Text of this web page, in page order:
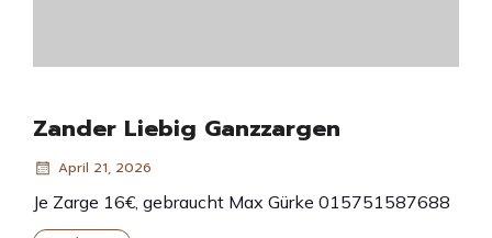
Zander Liebig Ganzzargen
April 21, 2026
Je Zarge 16€, gebraucht Max Gürke 015751587688